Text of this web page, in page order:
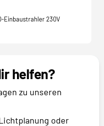
Einbaustrahler 230V
helfen?
zu unseren
oder